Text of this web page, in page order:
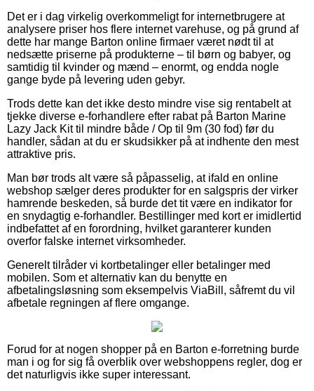
Det er i dag virkelig overkommeligt for internetbrugere at
analysere priser hos flere internet varehuse, og på grund af
dette har mange Barton online firmaer været nødt til at
nedsætte priserne på produkterne – til børn og babyer, og
samtidig til kvinder og mænd – enormt, og endda nogle
gange byde på levering uden gebyr.
Trods dette kan det ikke desto mindre vise sig rentabelt at
tjekke diverse e-forhandlere efter rabat på Barton Marine
Lazy Jack Kit til mindre både / Op til 9m (30 fod) før du
handler, sådan at du er skudsikker på at indhente den mest
attraktive pris.
Man bør trods alt være så påpasselig, at ifald en online
webshop sælger deres produkter for en salgspris der virker
hamrende beskeden, så burde det tit være en indikator for
en snydagtig e-forhandler. Bestillinger med kort er imidlertid
indbefattet af en forordning, hvilket garanterer kunden
overfor falske internet virksomheder.
Generelt tilråder vi kortbetalinger eller betalinger med
mobilen. Som et alternativ kan du benytte en
afbetalingsløsning som eksempelvis ViaBill, såfremt du vil
afbetale regningen af flere omgange.
Forud for at nogen shopper på en Barton e-forretning burde
man i og for sig få overblik over webshoppens regler, dog er
det naturligvis ikke super interessant.